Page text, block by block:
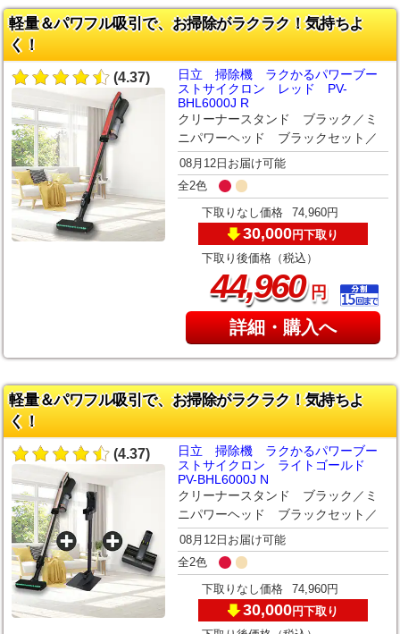
軽量＆パワフル吸引で、お掃除がラクラク！気持ちよ
く！
(4.37)
日立 掃除機 ラクかるパワーブー
ストサイクロン レッド PV-
BHL6000J R
クリーナースタンド ブラック／ミ
ニパワーヘッド ブラックセット／
08月12日お届け可能
全2色
下取りなし価格 74,960円
30,000円下取り
下取り後価格（税込）
44,960円
詳細・購入へ
軽量＆パワフル吸引で、お掃除がラクラク！気持ちよ
く！
(4.37)
日立 掃除機 ラクかるパワーブー
ストサイクロン ライトゴールド
PV-BHL6000J N
クリーナースタンド ブラック／ミ
ニパワーヘッド ブラックセット／
08月12日お届け可能
全2色
下取りなし価格 74,960円
30,000円下取り